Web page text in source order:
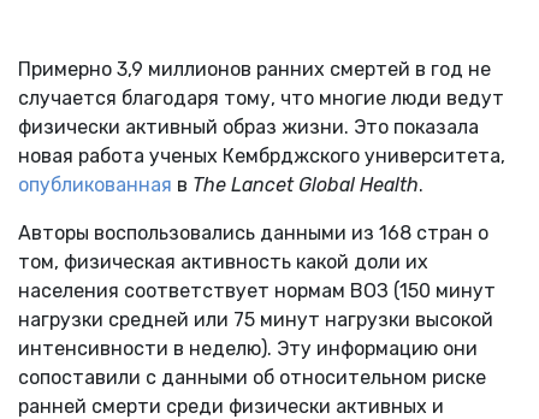
Примерно 3,9 миллионов ранних смертей в год не
случается благодаря тому, что многие люди ведут
физически активный образ жизни. Это показала
новая работа ученых Кембрджского университета,
опубликованная в The Lancet Global Health.
Авторы воспользовались данными из 168 стран о
том, физическая активность какой доли их
населения соответствует нормам ВОЗ (150 минут
нагрузки средней или 75 минут нагрузки высокой
интенсивности в неделю). Эту информацию они
сопоставили с данными об относительном риске
ранней смерти среди физически активных и